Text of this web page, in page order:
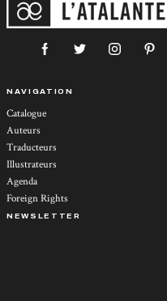
NAVIGATION
Catalogue
Auteurs
Traducteurs
Illustrateurs
Agenda
Foreign Rights
NEWSLETTER